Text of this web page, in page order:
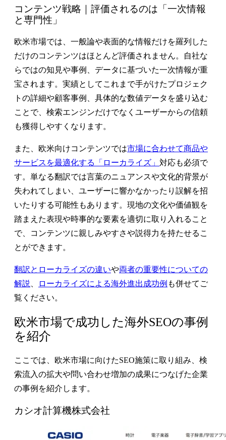
コンテンツ戦略｜評価されるのは「一次情報
と専門性」
欧米市場では、一般論や表面的な情報だけを羅列した
だけのコンテンツはほとんど評価されません。自社な
らではの知見や事例、データに基づいた一次情報が重
宝されます。実績としてこれまで手がけたプロジェク
トの詳細や顧客事例、具体的な数値データを盛り込む
ことで、検索エンジンだけでなくユーザーからの信頼
も獲得しやすくなります。
また、欧米向けコンテンツでは市場に合わせて商品や
サービスを最適化する「ローカライズ」 対応も必須で
す。単なる翻訳では言葉のニュアンスや文化的背景が
失われてしまい、ユーザーに響かなかったり誤解を招
いたりする可能性もあります。現地の文化や価値観を
踏まえた表現や時事的な要素を適切に取り入れること
で、コンテンツに親しみやすさや説得力を持たせるこ
とができます。
翻訳とローカライズの違いや両者の重要性についての
解説、 ローカライズによる海外進出成功例 も併せてご
覧ください。
欧米市場で成功した海外SEOの事例
を紹介
ここでは、欧米市場に向けたSEO施策に取り組み、検
索流入の拡大や問い合わせ増加の成果につなげた企業
の事例を紹介します。
カシオ計算機株式会社